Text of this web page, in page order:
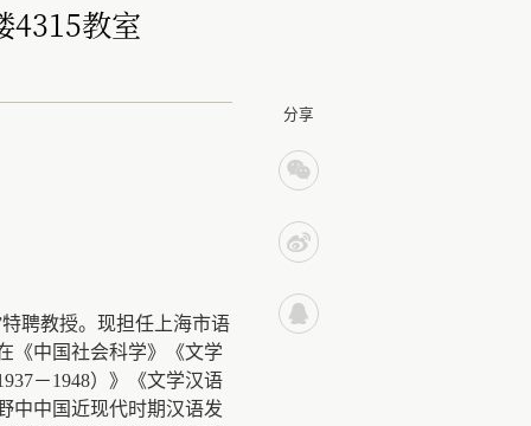
4315教室
分享
聘教授。现担任上海市语
《中国社会科学》《文学
－1948）》《文学汉语
中中国近现代时期汉语发